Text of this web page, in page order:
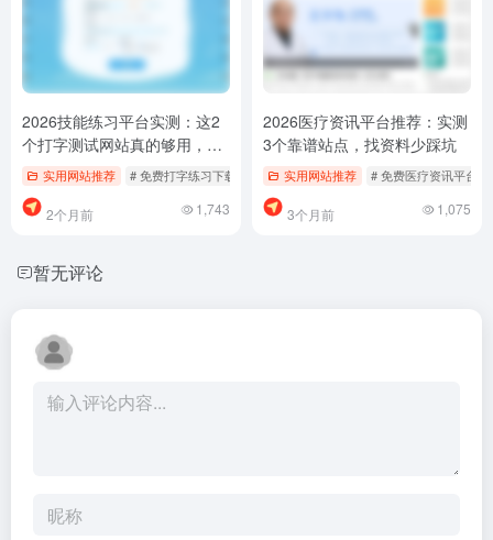
2026技能练习平台实测：这2
个打字测试网站真的够用，别
再乱找了
实用网站推荐 # 免费打字练习下载 # 打字测试网站哪个好用 # 技能练习平台
2个月前 1,743
2026医疗资讯平台推荐：实测
3个靠谱站点，找资料少踩坑
实用网站推荐 # 免费医疗资讯平台
3个月前 1,075
暂无评论